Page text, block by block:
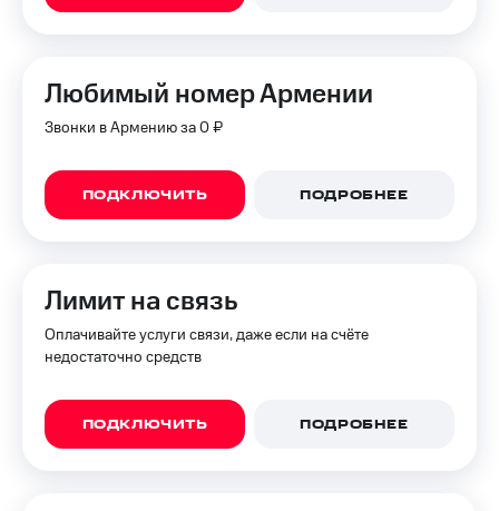
Любимый номер Армении
Звонки в Армению за 0 ₽
ПОДКЛЮЧИТЬ ПОДРОБНЕЕ
Лимит на связь
Оплачивайте услуги связи, даже если на счёте
недостаточно средств
ПОДКЛЮЧИТЬ ПОДРОБНЕЕ